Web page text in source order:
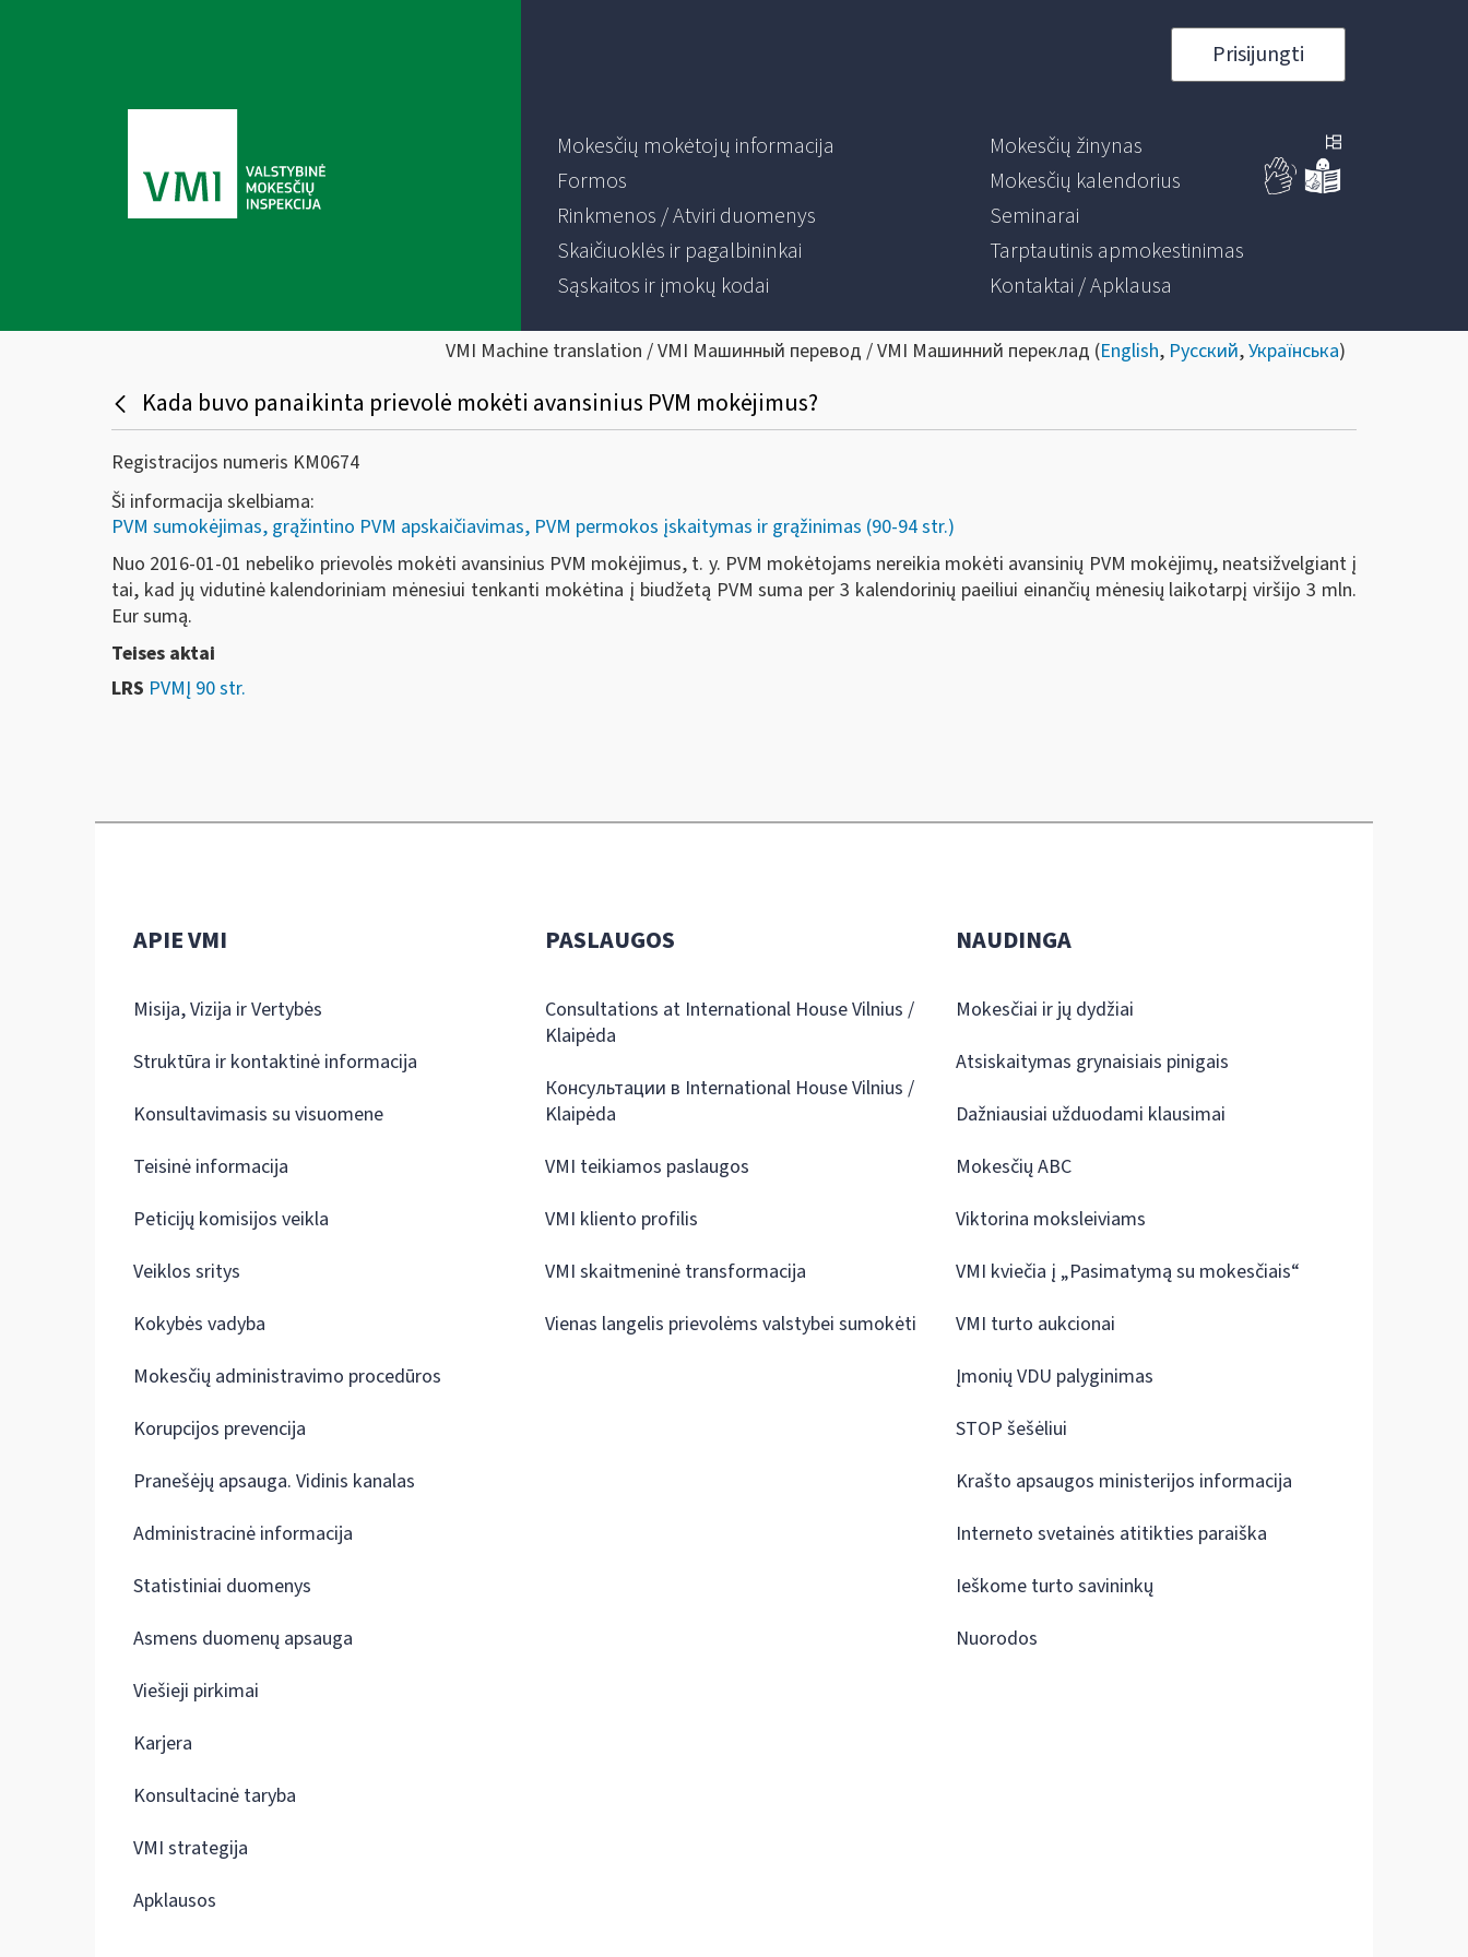
Prisijungti
Mokesčių mokėtojų informacija
Formos
Rinkmenos / Atviri duomenys
Skaičiuoklės ir pagalbininkai
Sąskaitos ir įmokų kodai
Mokesčių žinynas
Mokesčių kalendorius
Seminarai
Tarptautinis apmokestinimas
Kontaktai / Apklausa
VMI Machine translation / VMI Машинный перевод / VMI Машинний переклад (English, Русский,Українська)
Kada buvo panaikinta prievolė mokėti avansinius PVM mokėjimus?
Registracijos numeris KM0674
Ši informacija skelbiama:
PVM sumokėjimas, grąžintino PVM apskaičiavimas, PVM permokos įskaitymas ir grąžinimas (90-94 str.)
Nuo 2016-01-01 nebeliko prievolės mokėti avansinius PVM mokėjimus, t. y. PVM mokėtojams nereikia mokėti avansinių PVM mokėjimų, neatsižvelgiant į
tai, kad jų vidutinė kalendoriniam mėnesiui tenkanti mokėtina į biudžetą PVM suma per 3 kalendorinių paeiliui einančių mėnesių laikotarpį viršijo 3 mln.
Eur sumą.
Teises aktai
LRS PVMĮ 90 str.
APIE VMI
Misija, Vizija ir Vertybės
Struktūra ir kontaktinė informacija
Konsultavimasis su visuomene
Teisinė informacija
Peticijų komisijos veikla
Veiklos sritys
Kokybės vadyba
Mokesčių administravimo procedūros
Korupcijos prevencija
Pranešėjų apsauga. Vidinis kanalas
Administracinė informacija
Statistiniai duomenys
Asmens duomenų apsauga
Viešieji pirkimai
Karjera
Konsultacinė taryba
VMI strategija
Apklausos
PASLAUGOS
Consultations at International House Vilnius /
Klaipėda
Консультации в International House Vilnius /
Klaipėda
VMI teikiamos paslaugos
VMI kliento profilis
VMI skaitmeninė transformacija
Vienas langelis prievolėms valstybei sumokėti
NAUDINGA
Mokesčiai ir jų dydžiai
Atsiskaitymas grynaisiais pinigais
Dažniausiai užduodami klausimai
Mokesčių ABC
Viktorina moksleiviams
VMI kviečia į „Pasimatymą su mokesčiais“
VMI turto aukcionai
Įmonių VDU palyginimas
STOP šešėliui
Krašto apsaugos ministerijos informacija
Interneto svetainės atitikties paraiška
Ieškome turto savininkų
Nuorodos